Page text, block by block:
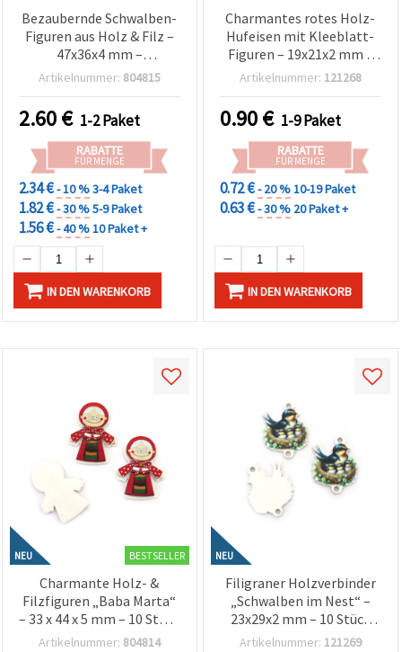
Bezaubernde Schwalben-
Figuren aus Holz & Filz –
47x36x4 mm –
Bastelzubehör, sortiert –
Artikelnummer: 804815
2.60€ 1-2 Paket
RABATTE
FÜR MENGE
2.34 €- 10 %3-4 Paket
1.82 €- 30 %5-9 Paket
1.56 €- 40 %10 Paket +
IN DEN WARENKORB
Charmantes rotes Holz-
Hufeisen mit Kleeblatt-
Figuren – 19x21x2 mm –
Bastelzubehör, 10 Stück
Artikelnummer: 121268
0.90€ 1-9 Paket
RABATTE
FÜR MENGE
0.72 €- 20 %10-19 Paket
0.63 €- 30 % 20 Paket +
IN DEN WARENKORB
NEU BESTSELLER
Charmante Holz- &
Filzfiguren „Baba Marta“
– 33 x 44 x 5 mm – 10 Stück
(sortiert)
Artikelnummer: 804814
NEU
Filigraner Holzverbinder
„Schwalben im Nest“ –
23x29x2 mm – 10 Stück
(Bastelzubehör)
Artikelnummer: 121269